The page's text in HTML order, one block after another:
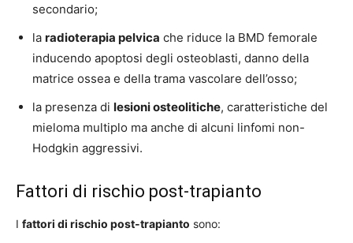
secondario;
la radioterapia pelvica che riduce la BMD femorale
inducendo apoptosi degli osteoblasti, danno della
matrice ossea e della trama vascolare dell’osso;
la presenza di lesioni osteolitiche, caratteristiche del
mieloma multiplo ma anche di alcuni linfomi non-
Hodgkin aggressivi.
Fattori di rischio post-trapianto
I fattori di rischio post-trapianto sono: